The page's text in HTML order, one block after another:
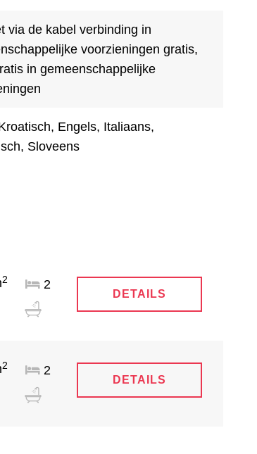
via de kabel verbinding in
voorzieningen gratis,
in gemeenschappelijke
Engels, Italiaans,
Sloveens
2 2
DETAILS
2 2
DETAILS